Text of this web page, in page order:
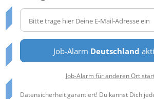
Job-Alarm Deutschland
Job-Alarm für anderen Ort
Datensicherheit garantiert! Du kannst Dich